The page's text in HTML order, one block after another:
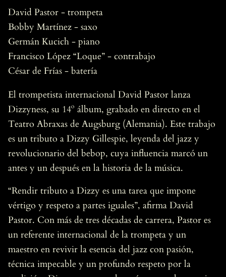
David Pastor - trompeta
Bobby Martínez - saxo
Germán Kucich - piano
Francisco López “Loque” - contrabajo
César de Frías - batería
El trompetista internacional David Pastor lanza
Dizzyness, su 14º álbum, grabado en directo en el
Teatro Abraxas de Augsburg (Alemania). Este trabajo
es un tributo a Dizzy Gillespie, leyenda del jazz y
revolucionario del bebop, cuya influencia marcó un
antes y un después en la historia de la música.
“Rendir tributo a Dizzy es una tarea que impone
vértigo y respeto a partes iguales”, afirma David
Pastor. Con más de tres décadas de carrera, Pastor es
un referente internacional de la trompeta y un
maestro en revivir la esencia del jazz con pasión,
técnica impecable y un profundo respeto por la